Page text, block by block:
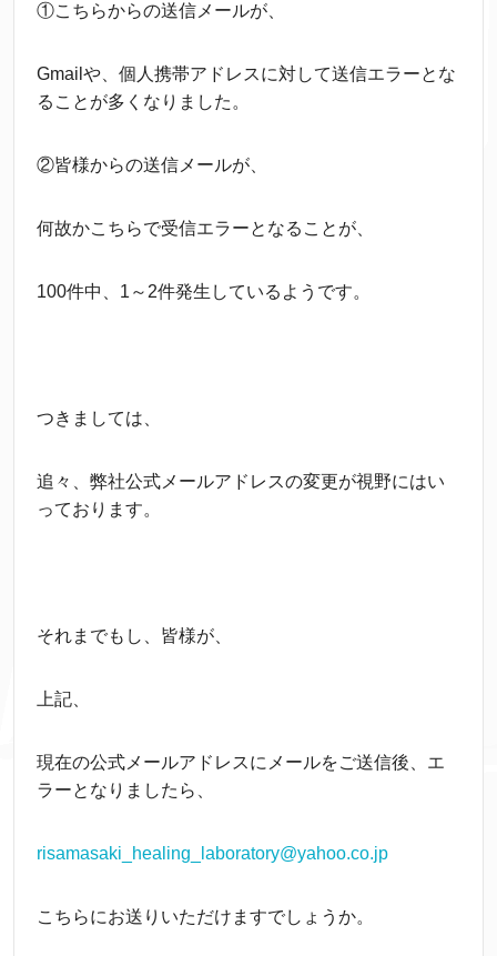
①こちらからの送信メールが、
Gmailや、個人携帯アドレスに対して送信エラーとな
ることが多くなりました。
②皆様からの送信メールが、
何故かこちらで受信エラーとなることが、
100件中、1～2件発生しているようです。
つきましては、
追々、弊社公式メールアドレスの変更が視野にはい
っております。
それまでもし、皆様が、
上記、
現在の公式メールアドレスにメールをご送信後、エ
ラーとなりましたら、
risamasaki_healing_laboratory@yahoo.co.jp
こちらにお送りいただけますでしょうか。